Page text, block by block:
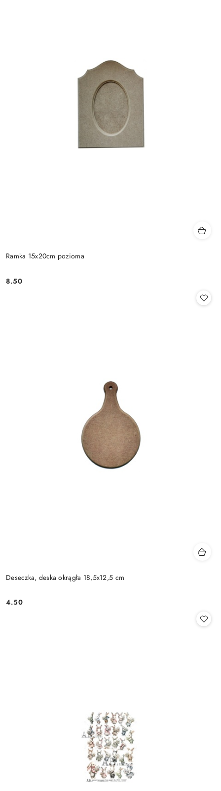
Ramka 15x20cm pozioma
Cena:
8.50
Deseczka, deska okrągła 18,5x12,5 cm
Cena:
4.50